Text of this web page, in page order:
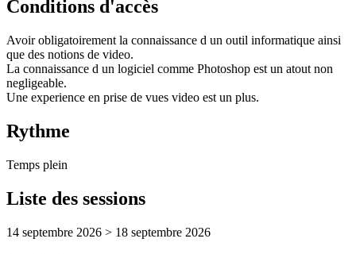
Conditions d'accès
Avoir obligatoirement la connaissance d un outil informatique ainsi
que des notions de video.
La connaissance d un logiciel comme Photoshop est un atout non
negligeable.
Une experience en prise de vues video est un plus.
Rythme
Temps plein
Liste des sessions
14 septembre 2026 > 18 septembre 2026